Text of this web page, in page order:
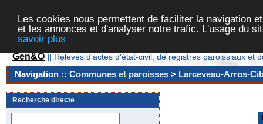
Les cookies nous permettent de faciliter la navigation
et les annonces et d'analyser notre trafic. L'usage du
savoir plus
Gen&O || Relevés d'actes d'état-civil, de registres paroissiaux et
Navigation :: Communes et paroisses > Larceveau-Arros-
Recherche directe